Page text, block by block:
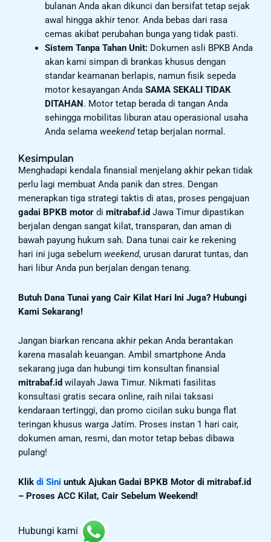
bulanan Anda akan dikunci dan bersifat tetap sejak
awal hingga akhir tenor. Anda bebas dari rasa
cemas akibat perubahan bunga yang tidak pasti.
Sistem Tanpa Tahan Unit:Dokumen asli BPKB Anda
akan kami simpan di brankas khusus dengan
standar keamanan berlapis, namun fisik sepeda
motor kesayangan Anda SAMA SEKALI TIDAK
DITAHAN. Motor tetap berada di tangan Anda
sehingga mobilitas liburan atau operasional usaha
Anda selama weekendtetap berjalan normal.
Kesimpulan
Menghadapi kendala finansial menjelang akhir pekan tidak
perlu lagi membuat Anda panik dan stres. Dengan
menerapkan tiga strategi taktis di atas, proses pengajuan
gadai BPKB motor di mitrabaf.id Jawa Timur dipastikan
berjalan dengan sangat kilat, transparan, dan aman di
bawah payung hukum sah. Dana tunai cair ke rekening
hari ini juga sebelum weekend, urusan darurat tuntas, dan
hari libur Anda pun berjalan dengan tenang.
Butuh Dana Tunai yang Cair Kilat Hari Ini Juga? Hubungi
Kami Sekarang!
Jangan biarkan rencana akhir pekan Anda berantakan
karena masalah keuangan. Ambil smartphone Anda
sekarang juga dan hubungi tim konsultan finansial
mitrabaf.id wilayah Jawa Timur. Nikmati fasilitas
konsultasi gratis secara online, raih nilai taksasi
kendaraan tertinggi, dan promo cicilan suku bunga flat
teringan khusus warga Jatim. Proses instan 1 hari cair,
dokumen aman, resmi, dan motor tetap bebas dibawa
pulang!
Klik di Sini untuk Ajukan Gadai BPKB Motor di mitrabaf.id
– Proses ACC Kilat, Cair Sebelum Weekend!
Hubungi kami